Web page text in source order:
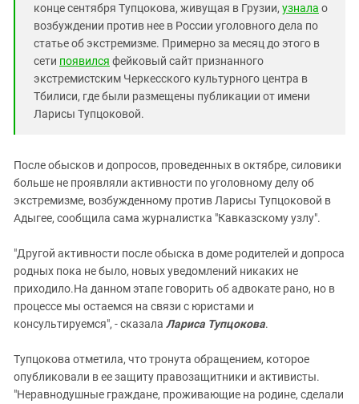
конце сентября Тупцокова, живущая в Грузии, узнала о
возбуждении против нее в России уголовного дела по
статье об экстремизме. Примерно за месяц до этого в
сети появился фейковый сайт признанного
экстремистским Черкесского культурного центра в
Тбилиси, где были размещены публикации от имени
Ларисы Тупцоковой.
После обысков и допросов, проведенных в октябре, силовики
больше не проявляли активности по уголовному делу об
экстремизме, возбужденному против Ларисы Тупцоковой в
Адыгее, сообщила сама журналистка "Кавказскому узлу".
"Другой активности после обыска в доме родителей и допроса
родных пока не было, новых уведомлений никаких не
приходило.На данном этапе говорить об адвокате рано, но в
процессе мы остаемся на связи с юристами и
консультируемся", - сказала Лариса Тупцокова.
Тупцокова отметила, что тронута обращением, которое
опубликовали в ее защиту правозащитники и активисты.
"Неравнодушные граждане, проживающие на родине, сделали